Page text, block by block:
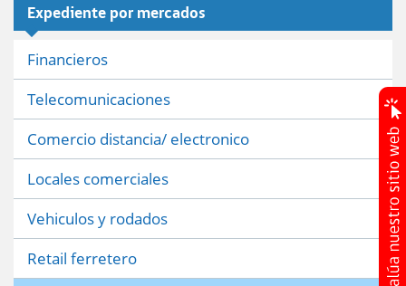
Expediente por mercados
Financieros
Telecomunicaciones
Comercio distancia/ electronico
Locales comerciales
Vehiculos y rodados
Retail ferretero